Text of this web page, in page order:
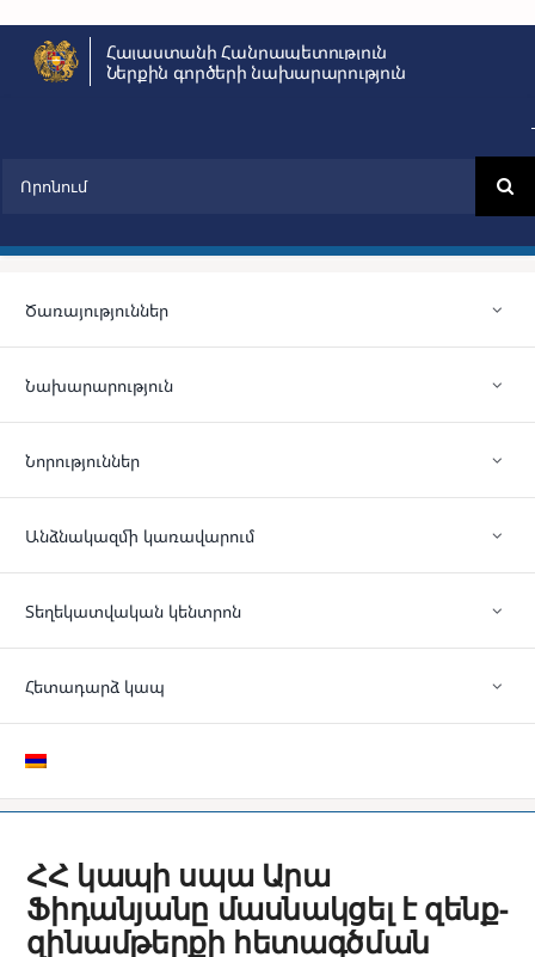
content
Հայաստանի Հանրապետություն
Ներքին գործերի նախարարություն
Ծառայություններ
Նախարարություն
Նորություններ
Անձնակազմի կառավարում
Տեղեկատվական կենտրոն
Հետադարձ կապ
ՀՀ կապի սպա Արա
Ֆիդանյանը մասնակցել է զենք-
զինամթերքի հետագծման